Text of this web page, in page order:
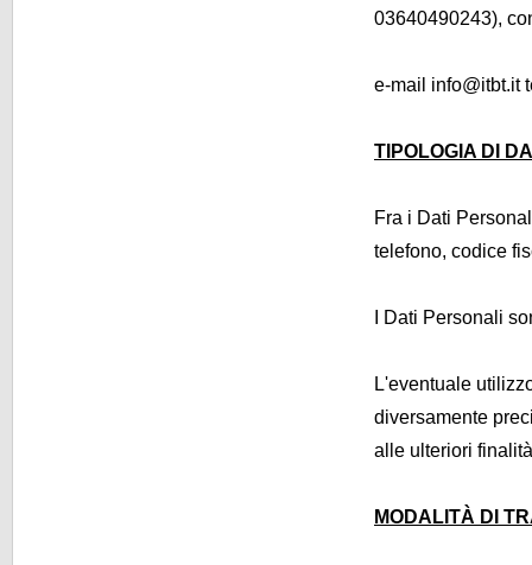
03640490243),
e-mail info@itbt.it
TIPOLOGIA DI
Fra i Dati
telefono, codice
I Dati Personali
L'eventuale
diversamente
alle ulteriori
MODALITÀ DI